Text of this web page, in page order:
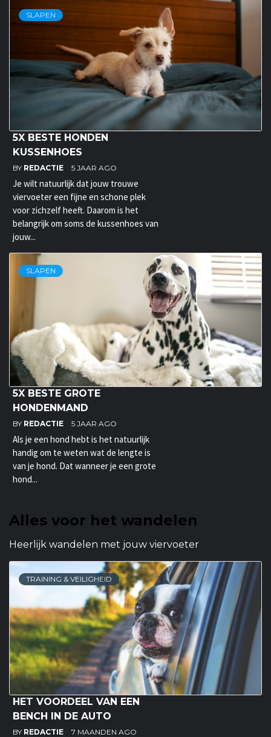
SLAPEN
5X BESTE HONDEN
KUSSENHOES
BY REDACTIE 5 JAAR AGO
Je wilt natuurlijk dat jouw trouwe
viervoeter een fijne en schone plek
voor zichzelf heeft. Daarom is het
belangrijk om soms de kussenhoes van
jouw...
SLAPEN
5X BESTE GROTE
HONDENMAND
BY REDACTIE 5 JAAR AGO
Als je een hond hebt is het natuurlijk
handig om te weten wat de lengte is
van je hond. Dat wanneer je een grote
hond...
Alles voor het wandelen
Heerlijk wandelen met jouw viervoeter
TRAINING & VEILIGHEID
HET VOORDEEL VAN EEN
BENCH IN DE AUTO
BY REDACTIE 7 MAANDEN AGO